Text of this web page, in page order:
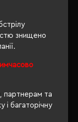
знищено
партнерам та
і багаторічну